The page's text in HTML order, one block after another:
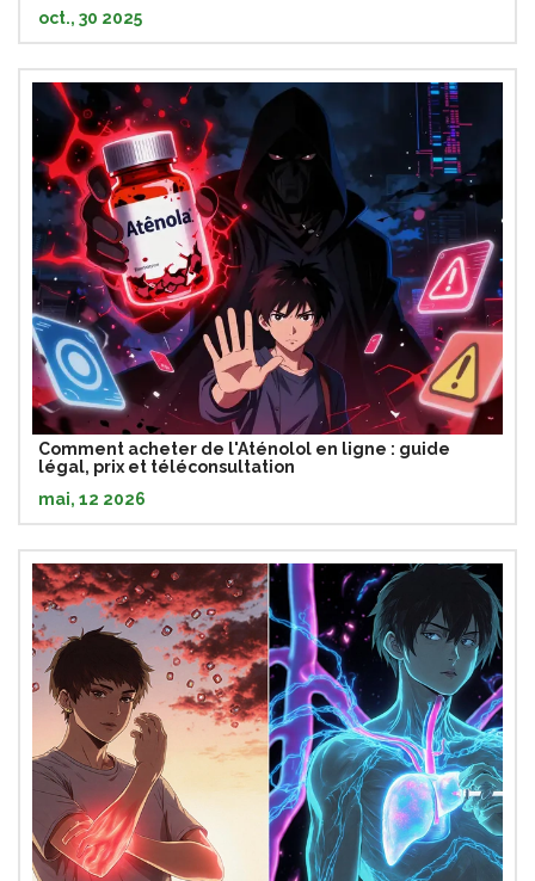
oct., 30 2025
Comment acheter de l'Aténolol en ligne : guide
légal, prix et téléconsultation
mai, 12 2026